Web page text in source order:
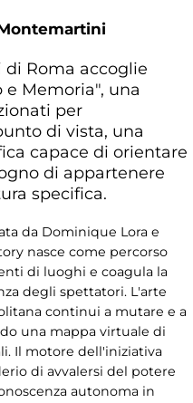
Roma accoglie
e Memoria", una
per
di vista, una
capace di orientare
di appartenere
specifica.
da Dominique Lora e
nasce come percorso
di luoghi e coagula la
degli spettatori. L'arte
continui a mutare e a
una mappa virtuale di
Il motore dell'iniziativa
di avvalersi del potere
autonoma in